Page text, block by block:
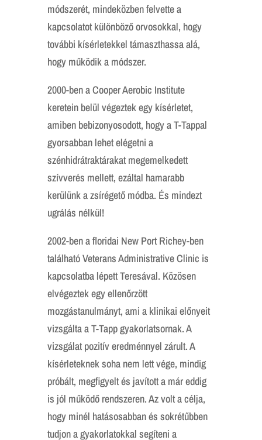
módszerét, mindeközben felvette a
kapcsolatot különböző orvosokkal, hogy
további kísérletekkel támaszthassa alá,
hogy működik a módszer.
2000-ben a Cooper Aerobic Institute
keretein belül végeztek egy kísérletet,
amiben bebizonyosodott, hogy a T-Tappal
gyorsabban lehet elégetni a
szénhidrátraktárakat megemelkedett
szívverés mellett, ezáltal hamarabb
kerülünk a zsírégető módba. És mindezt
ugrálás nélkül!
2002-ben a floridai New Port Richey-ben
található Veterans Administrative Clinic is
kapcsolatba lépett Teresával. Közösen
elvégeztek egy ellenőrzött
mozgástanulmányt, ami a klinikai előnyeit
vizsgálta a T-Tapp gyakorlatsornak. A
vizsgálat pozitív eredménnyel zárult. A
kísérleteknek soha nem lett vége, mindig
próbált, megfigyelt és javított a már eddig
is jól működő rendszeren. Az volt a célja,
hogy minél hatásosabban és sokrétűbben
tudjon a gyakorlatokkal segíteni a